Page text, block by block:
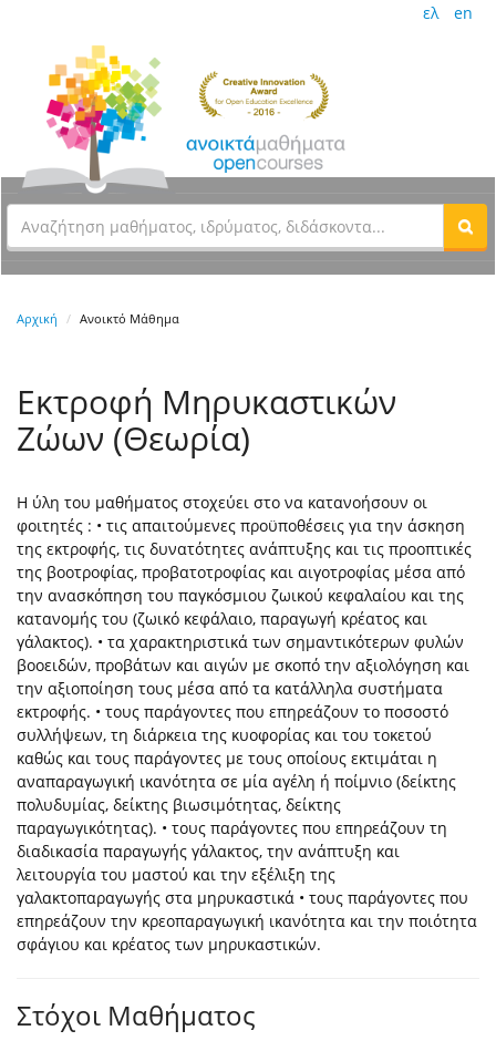
ελ en
Αρχική Ανοικτό Μάθημα
Εκτροφή Μηρυκαστικών
Ζώων (Θεωρία)
Η ύλη του μαθήματος στοχεύει στο να κατανοήσουν οι
φοιτητές : • τις απαιτούμενες προϋποθέσεις για την άσκηση
της εκτροφής, τις δυνατότητες ανάπτυξης και τις προοπτικές
της βοοτροφίας, προβατοτροφίας και αιγοτροφίας μέσα από
την ανασκόπηση του παγκόσμιου ζωικού κεφαλαίου και της
κατανομής του (ζωικό κεφάλαιο, παραγωγή κρέατος και
γάλακτος). • τα χαρακτηριστικά των σημαντικότερων φυλών
βοοειδών, προβάτων και αιγών με σκοπό την αξιολόγηση και
την αξιοποίηση τους μέσα από τα κατάλληλα συστήματα
εκτροφής. • τους παράγοντες που επηρεάζουν το ποσοστό
συλλήψεων, τη διάρκεια της κυοφορίας και του τοκετού
καθώς και τους παράγοντες με τους οποίους εκτιμάται η
αναπαραγωγική ικανότητα σε μία αγέλη ή ποίμνιο (δείκτης
πολυδυμίας, δείκτης βιωσιμότητας, δείκτης
παραγωγικότητας). • τους παράγοντες που επηρεάζουν τη
διαδικασία παραγωγής γάλακτος, την ανάπτυξη και
λειτουργία του μαστού και την εξέλιξη της
γαλακτοπαραγωγής στα μηρυκαστικά • τους παράγοντες που
επηρεάζουν την κρεοπαραγωγική ικανότητα και την ποιότητα
σφάγιου και κρέατος των μηρυκαστικών.
Στόχοι Μαθήματος